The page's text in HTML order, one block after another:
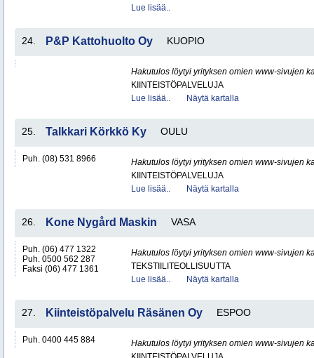
Lue lisää..
24. P&P Kattohuolto Oy KUOPIO
Hakutulos löytyi yrityksen omien www-sivujen
KIINTEISTÖPALVELUJA
Lue lisää..
Näytä kartalla
25. Talkkari Körkkö Ky OULU
Puh. (08) 531 8966
Hakutulos löytyi yrityksen omien www-sivujen
KIINTEISTÖPALVELUJA
Lue lisää..
Näytä kartalla
26. Kone Nygård Maskin VASA
Puh. (06) 477 1322
Puh. 0500 562 287
Faksi (06) 477 1361
Hakutulos löytyi yrityksen omien www-sivujen
TEKSTIILITEOLLISUUTTA
Lue lisää..
Näytä kartalla
27. Kiinteistöpalvelu Räsänen Oy ESPOO
Puh. 0400 445 884
Hakutulos löytyi yrityksen omien www-sivujen